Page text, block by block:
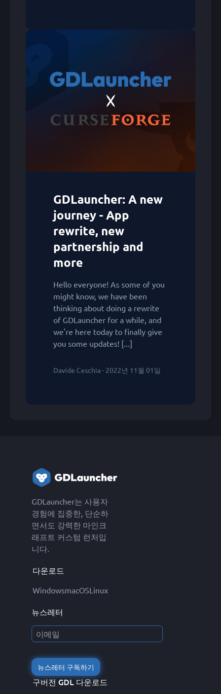
GDLauncher: A new
journey - App
rewrite, new
partnership and
more
Hello everyone! As some of you
might know, we have been
thinking about doing a rewrite
of GDLauncher for a while, and
we're here today to finally give
you some updates! [...]
Davide Ceschia - 2022년 11월 01일
GDLauncher는 사용자
경험에 집중한, 단순하
면서도 강력한 마인크
래프트 커스텀 런처입
니다.
다운로드
WindowsmacOSLinux
뉴스레터
뉴스레터 구독하기
구버전 GDL 다운로드